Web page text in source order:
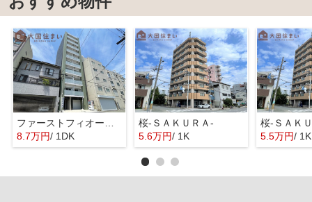
8.7万円/ 1DK
桜-ＳＡＫＵＲＡ-
5.6万円/ 1K
桜-ＳＡＫ
5.5万円/ 1K